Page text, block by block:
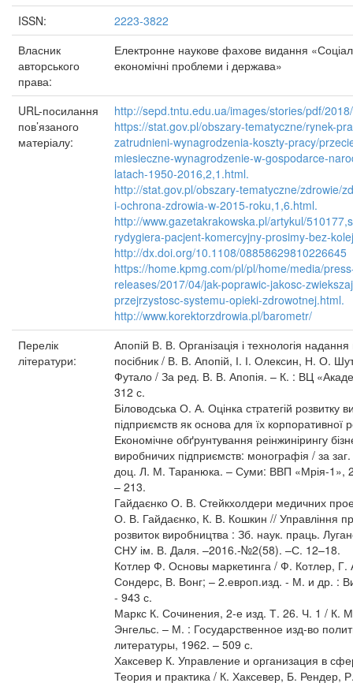
ISSN:
2223-3822
Власник
авторського
права:
Електронне наукове фахове видання
економічні проблеми і держава»
URL-посилання
пов’язаного
матеріалу:
http://sepd.tntu.edu.ua/images/stories/pdf/
https://stat.gov.pl/obszary-tematyczne/rynek-
zatrudnieni-wynagrodzenia-koszty-pracy/
miesieczne-wynagrodzenie-w-gospodarce-
latach-1950-2016,2,1.html.
http://stat.gov.pl/obszary-tematyczne/zdrowie/
i-ochrona-zdrowia-w-2015-roku,1,6.html.
http://www.gazetakrakowska.pl/artykul/
rydygiera-pacjent-komercyjny-prosimy-bez-
http://dx.doi.org/10.1108/08858629810226645
https://home.kpmg.com/pl/pl/home/media/
releases/2017/04/jak-poprawic-jakosc-
przejrzystosc-systemu-opieki-zdrowotnej.html.
http://www.korektorzdrowia.pl/barometr/
Перелік
літератури:
Апопій В. В. Організація і технологія
посібник / В. В. Апопій, І. І. Олексин, Н. О.
Футало / За ред. В. В. Апопія. – К. : ВЦ
312 с.
Біловодська О. А. Оцінка стратегій розвитку
підприємств як основа для їх корпоративної
Економічне обґрунтування реінжинірингу
виробничих підприємств: монографія / за
доц. Л. М. Таранюка. – Суми: ВВП «Мрія-1»,
– 213.
Гайдаєнко О. В. Стейкхолдери медичних
О. В. Гайдаєнко, К. В. Кошкин // Управління
розвиток виробництва : Зб. наук. праць.
СНУ ім. В. Даля. –2016.-№2(58). –С. 12–18.
Котлер Ф. Основы маркетинга / Ф. Котлер, Г.
Сондерс, В. Вонг; – 2.европ.изд. - М. и др. :
- 943 с.
Маркс К. Сочинения, 2-е изд. Т. 26. Ч. 1 / К.
Энгельс. – М. : Государственное изд-во
литературы, 1962. – 509 с.
Хаксевер К. Управление и организация в
Теория и практика / К. Хаксевер, Б. Рендер,